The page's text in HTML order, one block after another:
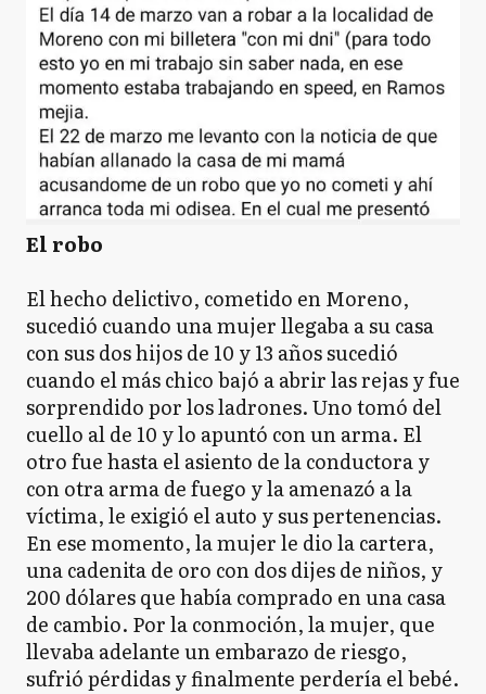
El robo
El hecho delictivo, cometido en Moreno,
sucedió cuando una mujer llegaba a su casa
con sus dos hijos de 10 y 13 años sucedió
cuando el más chico bajó a abrir las rejas y fue
sorprendido por los ladrones. Uno tomó del
cuello al de 10 y lo apuntó con un arma. El
otro fue hasta el asiento de la conductora y
con otra arma de fuego y la amenazó a la
víctima, le exigió el auto y sus pertenencias.
En ese momento, la mujer le dio la cartera,
una cadenita de oro con dos dijes de niños, y
200 dólares que había comprado en una casa
de cambio. Por la conmoción, la mujer, que
llevaba adelante un embarazo de riesgo,
sufrió pérdidas y finalmente perdería el bebé.